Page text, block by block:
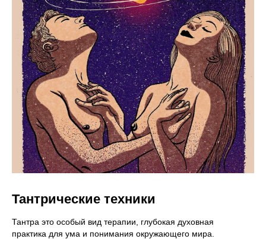
Тантрические техники
Тантра это особый вид терапии, глубокая духовная
практика для ума и понимания окружающего мира.